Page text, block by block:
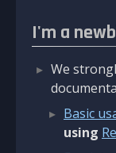
I'm a
We
Basic
using